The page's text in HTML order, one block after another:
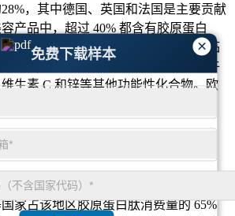
×
免费下载样本
，其中德国、英国和法国是主要贡献
产品中，超过 40% 都含有胶原蛋白
消费者更喜欢牛源胶原蛋白，因为其临
。欧盟的监管框架导致超过 20% 的牛
生素 C 和锌等其他功能性化合物。欧
食认证的胶原蛋白也表现出强劲的需
的市场份额，是增长最快的区域市场。
家占该地区胶原蛋白肽消费量的 65%